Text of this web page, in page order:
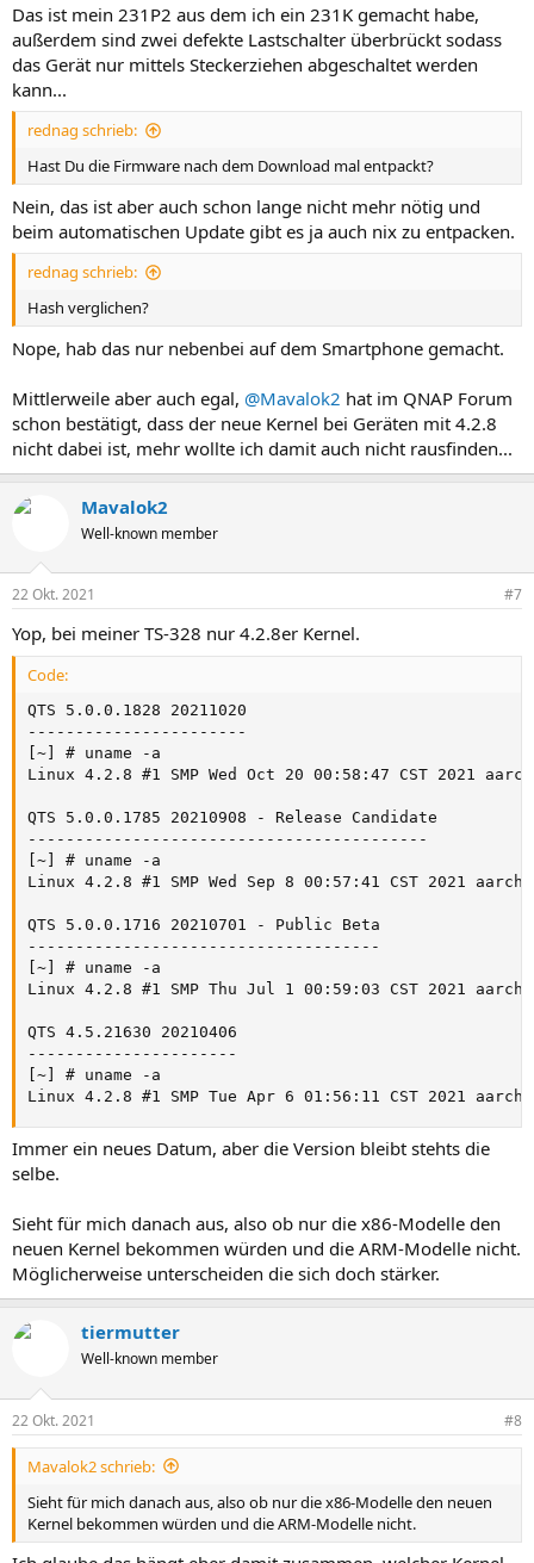
Das ist mein 231P2 aus dem ich ein 231K gemacht habe,
außerdem sind zwei defekte Lastschalter überbrückt sodass
das Gerät nur mittels Steckerziehen abgeschaltet werden
kann...
rednag schrieb:
Hast Du die Firmware nach dem Download mal entpackt?
Nein, das ist aber auch schon lange nicht mehr nötig und
beim automatischen Update gibt es ja auch nix zu entpacken.
rednag schrieb:
Hash verglichen?
Nope, hab das nur nebenbei auf dem Smartphone gemacht.
Mittlerweile aber auch egal, @Mavalok2 hat im QNAP Forum
schon bestätigt, dass der neue Kernel bei Geräten mit 4.2.8
nicht dabei ist, mehr wollte ich damit auch nicht rausfinden...
Mavalok2
Well-known member
22 Okt. 2021 #7
Yop, bei meiner TS-328 nur 4.2.8er Kernel.
Code:
QTS 5.0.0.1828 20211020
-----------------------
[~] # uname -a
Linux 4.2.8 #1 SMP Wed Oct 20 00:58:47 CST 2021
QTS 5.0.0.1785 20210908 - Release Candidate
------------------------------------------
[~] # uname -a
Linux 4.2.8 #1 SMP Wed Sep 8 00:57:41 CST 2021
QTS 5.0.0.1716 20210701 - Public Beta
-------------------------------------
[~] # uname -a
Linux 4.2.8 #1 SMP Thu Jul 1 00:59:03 CST 2021
QTS 4.5.21630 20210406
----------------------
[~] # uname -a
Linux 4.2.8 #1 SMP Tue Apr 6 01:56:11 CST 2021
Immer ein neues Datum, aber die Version bleibt stehts die
selbe.
Sieht für mich danach aus, also ob nur die x86-Modelle den
neuen Kernel bekommen würden und die ARM-Modelle nicht.
Möglicherweise unterscheiden die sich doch stärker.
tiermutter
Well-known member
22 Okt. 2021 #8
Mavalok2 schrieb:
Sieht für mich danach aus, also ob nur die x86-Modelle den neuen
Kernel bekommen würden und die ARM-Modelle nicht.